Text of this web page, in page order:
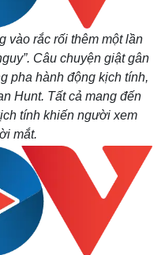
Multimedia
Video
Ảnh
E-Magazine
Infographic
vào rắc rối thêm một lần
Câu chuyện giật gân
pha hành động kịch tính,
Hunt. Tất cả mang đến
tính khiến người xem
mắt.